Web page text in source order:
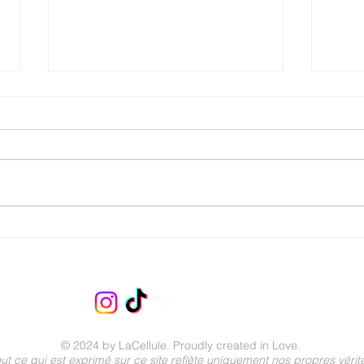
Parmi les diverses méthodes
pouvoir que nous avons sur notre
C'est
est
© 2024 by LaCellule. Proudly created in Love.
ce qui est exprimé sur ce site reflète uniquement nos propres